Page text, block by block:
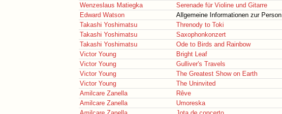
Wenzeslaus Matiegka
Serenade für Violine und Gitarre
Edward Watson
Allgemeine Informationen zur Person
Takashi Yoshimatsu
Threnody to Toki
Takashi Yoshimatsu
Saxophonkonzert
Takashi Yoshimatsu
Ode to Birds and Rainbow
Victor Young
Bright Leaf
Victor Young
Gulliver's Travels
Victor Young
The Greatest Show on Earth
Victor Young
The Uninvited
Amilcare Zanella
Rêve
Amilcare Zanella
Umoreska